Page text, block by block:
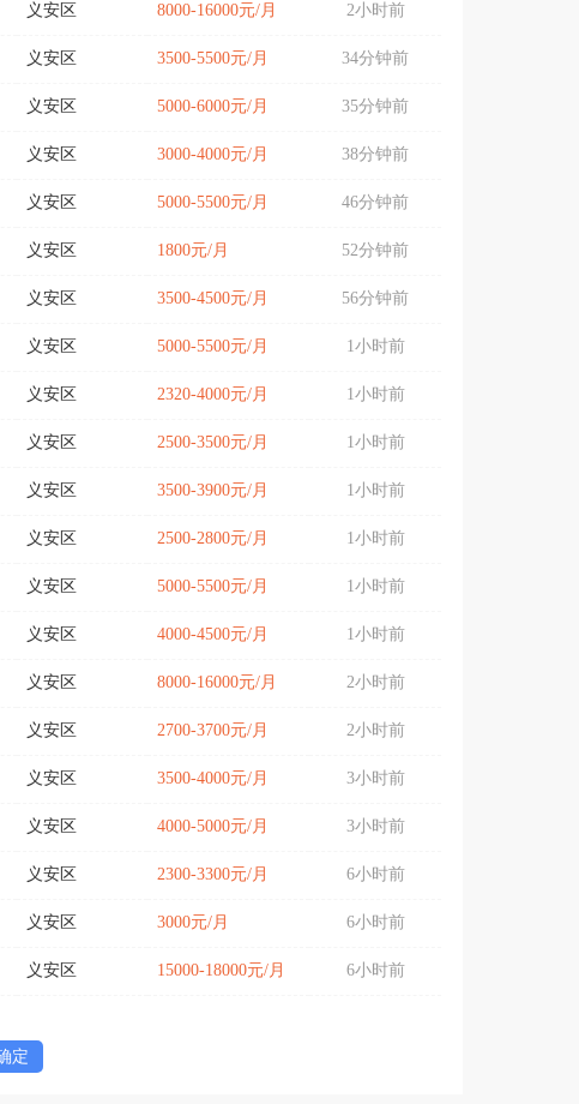
义安区 8000-16000元/月 2小时前
义安区 3500-5500元/月 34分钟前
义安区 5000-6000元/月 35分钟前
义安区 3000-4000元/月 38分钟前
义安区 5000-5500元/月 46分钟前
义安区 1800元/月 52分钟前
义安区 3500-4500元/月 56分钟前
义安区 5000-5500元/月 1小时前
义安区 2320-4000元/月 1小时前
义安区 2500-3500元/月 1小时前
义安区 3500-3900元/月 1小时前
义安区 2500-2800元/月 1小时前
义安区 5000-5500元/月 1小时前
义安区 4000-4500元/月 1小时前
义安区 8000-16000元/月 2小时前
义安区 2700-3700元/月 2小时前
义安区 3500-4000元/月 3小时前
义安区 4000-5000元/月 3小时前
义安区 2300-3300元/月 6小时前
义安区 3000元/月 6小时前
义安区 15000-18000元/月 6小时前
定